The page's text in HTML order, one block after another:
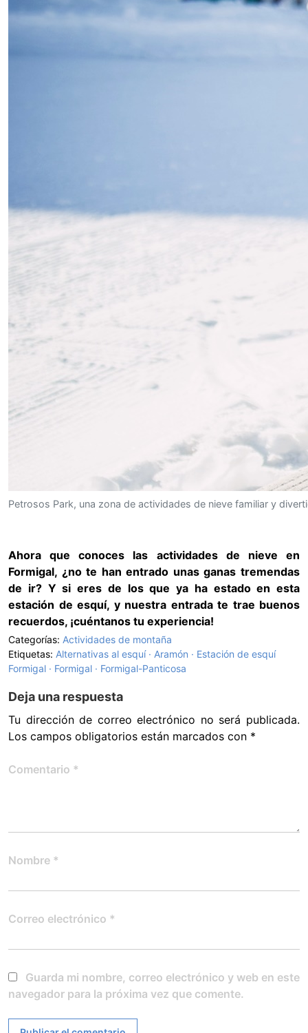
Petrosos Park, una zona de actividades de nieve familiar y
Ahora que conoces las actividades de nieve en
Formigal, ¿no te han entrado unas ganas tremendas
de ir? Y si eres de los que ya ha estado en esta
estación de esquí, y nuestra entrada te trae buenos
recuerdos, ¡cuéntanos tu experiencia!
Categorías: Actividades de montaña
Etiquetas: Alternativas al esquí Aramón
Estación de esquí
Formigal
Formigal Formigal-Panticosa
Deja una respuesta
Tu dirección de correo electrónico no será publicada.
Los campos obligatorios están marcados con *
Comentario *
Nombre *
Correo electrónico *
Guarda mi nombre, correo electrónico y web en este
navegador para la próxima vez que comente.